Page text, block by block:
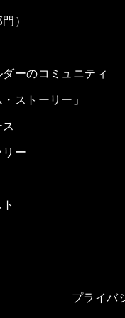
）
ーのコミュニティ
ストーリー」
リー
プライバ